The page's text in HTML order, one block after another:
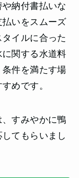
納付書払いな
いをスムーズ
イルに合った
関する水道料
件を満たす場
めです。
すみやかに鴨
てもらいまし